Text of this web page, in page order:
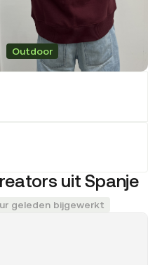
Outdoor
uit Spanje
geleden bijgewerkt